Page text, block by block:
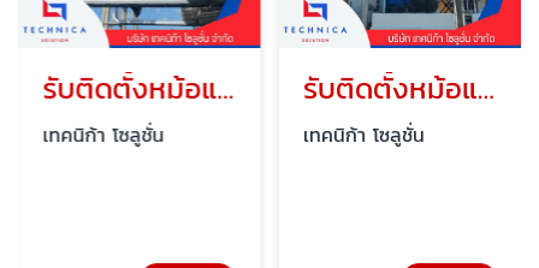
รับติดตั้งหม้อแปลงไฟฟ้าใกล้ฉัน
เทคนิก้า โซลูชั่น
รับติดตั้งหม้อแปลงไฟฟ้าแรงสูง
เทคนิก้า โซลูชั่น